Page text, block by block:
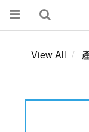
View All